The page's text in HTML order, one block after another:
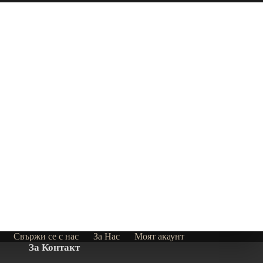
Свържи се с нас За Нас
Моят акаунт
За Контакт